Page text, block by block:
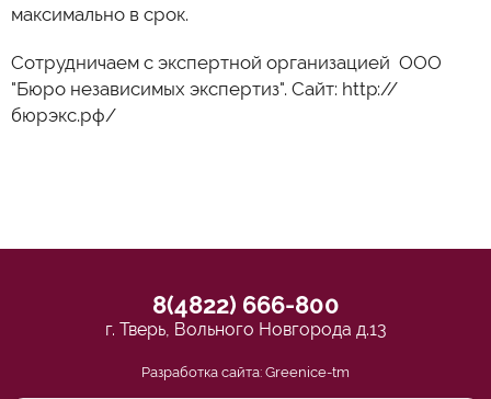
максимально в срок.
Сотрудничаем с экспертной организацией ООО
"Бюро независимых экспертиз". Сайт: http://
бюрэкс.рф/
8(4822) 666-800
г. Тверь, Вольного Новгорода д.13
Разработка сайта: Greenice-tm
Нажимая на кнопку "Отправить" я соглашаюсь на
обработку
указанных персональных данных.